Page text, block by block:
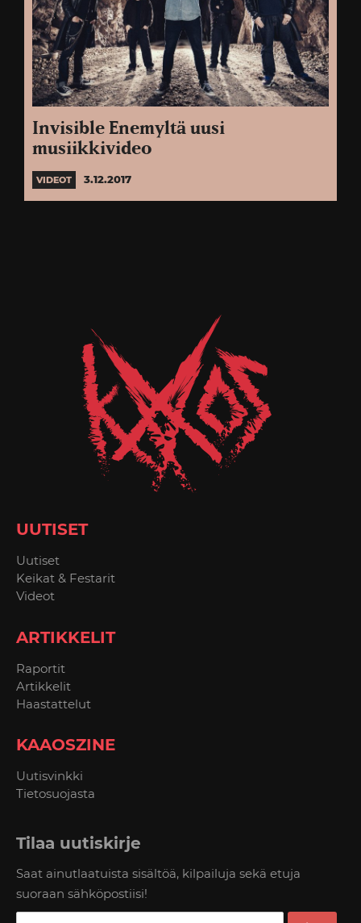
Invisible Enemyltä uusi
musiikkivideo
VIDEOT 3.12.2017
UUTISET
Uutiset
Keikat & Festarit
Videot
ARTIKKELIT
Raportit
Artikkelit
Haastattelut
KAAOSZINE
Uutisvinkki
Tietosuojasta
Tilaa uutiskirje
Saat ainutlaatuista sisältöä, kilpailuja sekä etuja
suoraan sähköpostiisi!